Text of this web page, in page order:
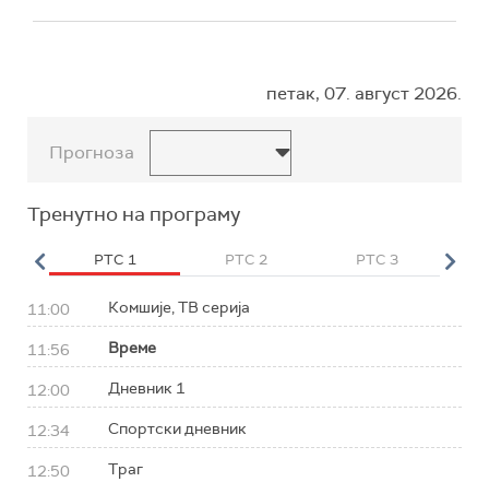
петак, 07. август 2026.
Прогноза
Тренутно на програму
РТС 1 РТС 2 РТС 3
11:00 Комшије, ТВ серија
11:56 Време
12:00 Дневник 1
12:34 Спортски дневник
12:50 Траг